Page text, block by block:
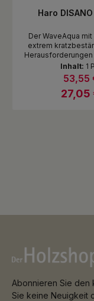
Haro
Der WaveAqua
extrem
Nässeschutz
ist echte
27,05
53,55
Inhalt: 1
Abonnieren Sie den
Sie keine Neuigkeit